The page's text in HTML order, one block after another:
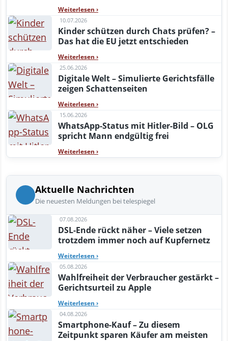
Weiterlesen ›
10.07.2026
Kinder schützen durch Chats prüfen? –
Das hat die EU jetzt entschieden
Weiterlesen ›
25.06.2026
Digitale Welt – Simulierte Gerichtsfälle
zeigen Schattenseiten
Weiterlesen ›
15.06.2026
WhatsApp-Status mit Hitler-Bild – OLG
spricht Mann endgültig frei
Weiterlesen ›
Aktuelle Nachrichten
Die neuesten Meldungen bei telespiegel
07.08.2026
DSL-Ende rückt näher – Viele setzen
trotzdem immer noch auf Kupfernetz
Weiterlesen ›
05.08.2026
Wahlfreiheit der Verbraucher gestärkt –
Gerichtsurteil zu Apple
Weiterlesen ›
04.08.2026
Smartphone-Kauf – Zu diesem
Zeitpunkt sparen Käufer am meisten